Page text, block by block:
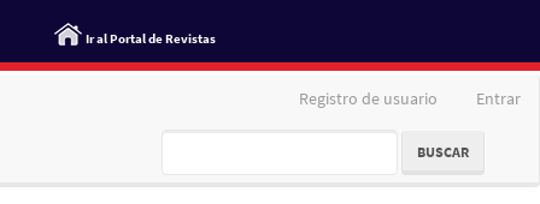
Ir al Portal de Revistas
Registro de usuario Entrar
BUSCAR